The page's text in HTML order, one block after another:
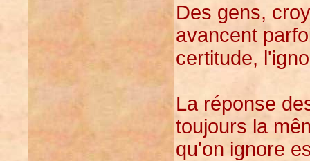
Des gens,
avancent
certitude,
La réponse
toujours la
qu'on ignore